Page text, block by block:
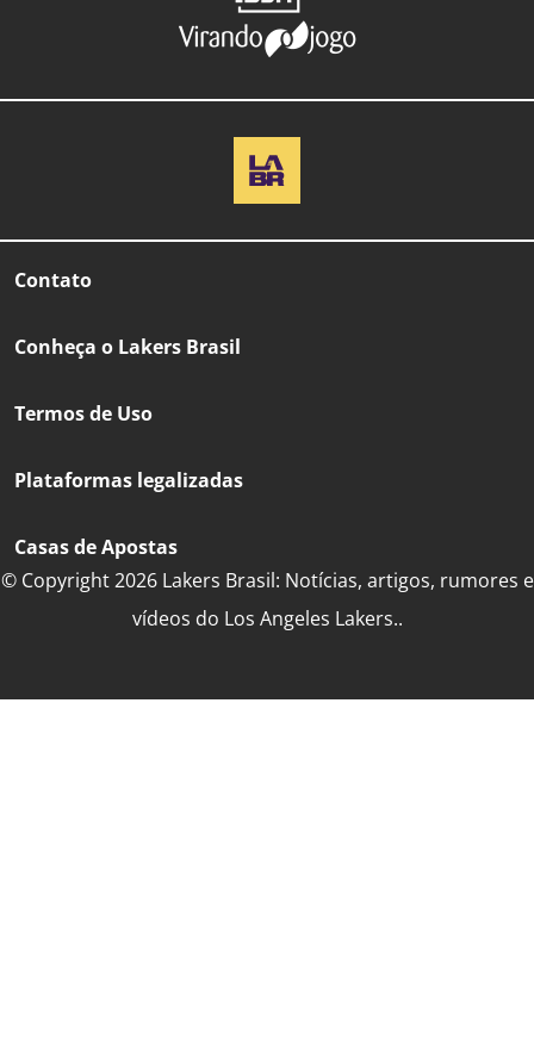
Contato
Conheça o Lakers Brasil
Termos de Uso
Plataformas legalizadas
Casas de Apostas
© Copyright 2026 Lakers Brasil: Notícias, artigos, rumores e
vídeos do Los Angeles Lakers..